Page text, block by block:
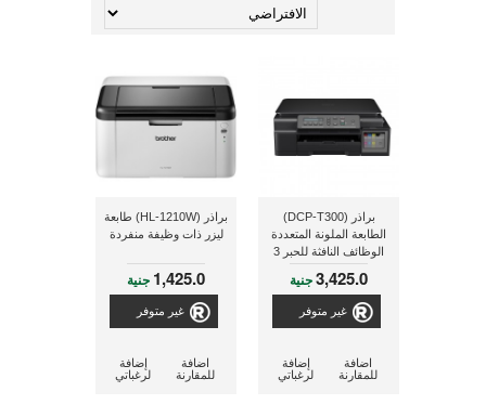
براذر (DCP-T300)
الطابعة الملونة المتعددة
الوظائف النافثة للحبر 3
فى 1 طابعة - نسخ -
ماسح ضوئى
3,425.0جنية
غير متوفر
إضافة
لرغباتي
اضافة
للمقارنة
براذر (HL-1210W) طابعة
ليزر ذات وظيفة منفردة
1,425.0 جنية
غير متوفر
إضافة
لرغباتي
اضافة
للمقارنة